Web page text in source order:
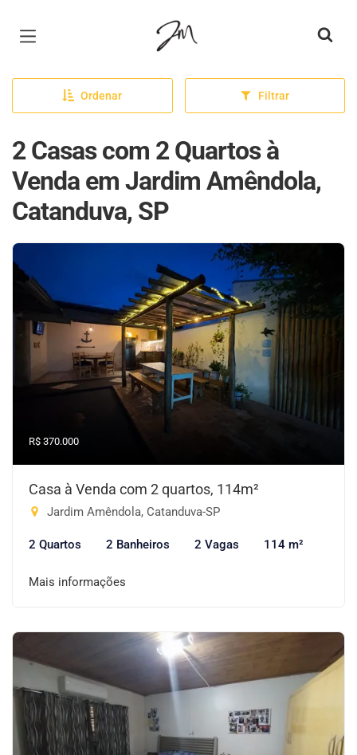
Página inicial
Ordenar Filtrar
2 Casas com 2 Quartos à
Venda em Jardim Amêndola,
Catanduva, SP
R$ 370.000
Casa à Venda com 2 quartos, 114m²
Jardim Amêndola, Catanduva-SP
2 Quartos 2 Banheiros 2 Vagas 114 m²
Mais informações